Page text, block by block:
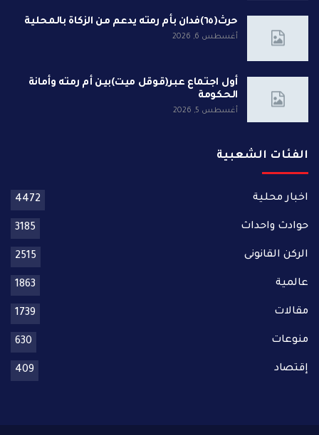
حرث(٦٥)فدان بأم رمته يدعم من الزكاة بالمحلية
أغسطس 6, 2026
أول اجتماع عبر(قوقل ميت)بين أم رمته وأمانة
الحكومة
أغسطس 5, 2026
الفئات الشعبية
اخبار محلية 4472
حوادث واحداث 3185
الركن القانونى 2515
عالمية 1863
مقالات 1739
منوعات 630
إقتصاد 409